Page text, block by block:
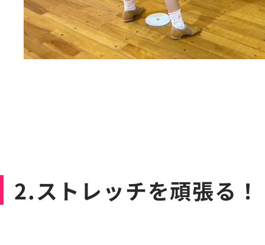
2.ストレッチを頑張る！